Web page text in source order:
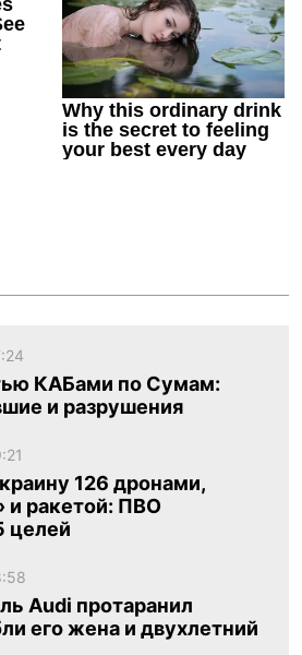
КАБами по Сумам:
и разрушения
126 дронами,
и ракетой: ПВО
целей
Audi протаранил
его жена и двухлетний